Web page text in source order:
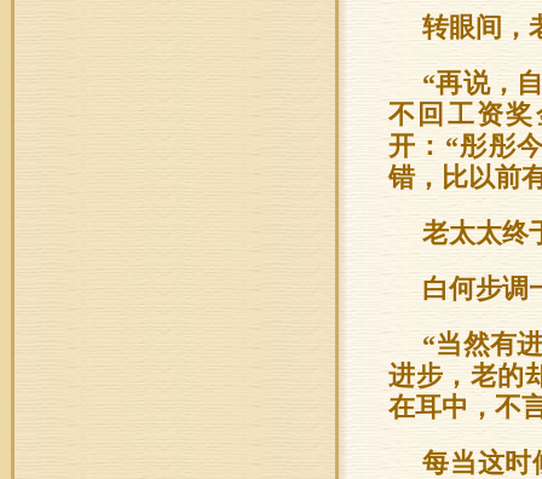
转眼间，
“再说，
不回工资
开：“彤彤
错，比以前
老太太终
白何步调
“当然有
进步，老的
在耳中，不
每当这时